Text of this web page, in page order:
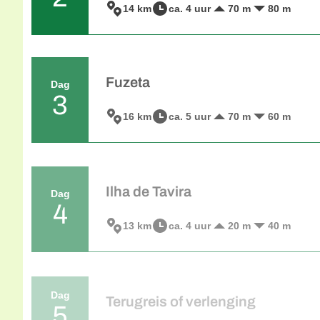
Vandaag staat een ontspannen
lunchen en te genieten van de kleurrijke
lange zandstrand. U wandelt terug naar
leven.
14 km ca. 4 uur 70 m 80 m
Dag
3
Fuzeta
Ten westen van Tavira ligt het
fruitboomgaarden. Aan de oevers van de
4
Om uw wandelweek in de Algarve af te
zandstranden van de regio en het
waar vakantiegenot om langs deze
terugbrengt naar Tavira.
Dag
5